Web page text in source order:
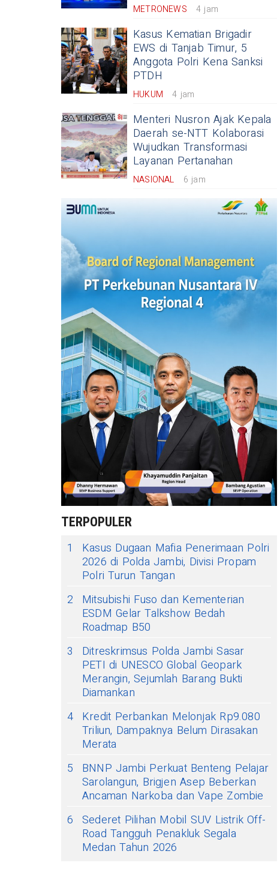
METRONEWS 4 jam
Kasus Kematian Brigadir
EWS di Tanjab Timur, 5
Anggota Polri Kena Sanksi
PTDH
HUKUM 4 jam
Menteri Nusron Ajak Kepala
Daerah se-NTT Kolaborasi
Wujudkan Transformasi
Layanan Pertanahan
NASIONAL 6 jam
TERPOPULER
1
Kasus Dugaan Mafia Penerimaan Polri
2026 di Polda Jambi, Divisi Propam
Polri Turun Tangan
2
Mitsubishi Fuso dan Kementerian
ESDM Gelar Talkshow Bedah
Roadmap B50
3
Ditreskrimsus Polda Jambi Sasar
PETI di UNESCO Global Geopark
Merangin, Sejumlah Barang Bukti
Diamankan
4 Kredit Perbankan Melonjak Rp9.080
Triliun, Dampaknya Belum Dirasakan
Merata
5
BNNP Jambi Perkuat Benteng Pelajar
Sarolangun, Brigjen Asep Beberkan
Ancaman Narkoba dan Vape Zombie
6 Sederet Pilihan Mobil SUV Listrik Off-
Road Tangguh Penakluk Segala
Medan Tahun 2026